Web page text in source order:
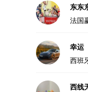
东东
法国
幸运
西班
西线